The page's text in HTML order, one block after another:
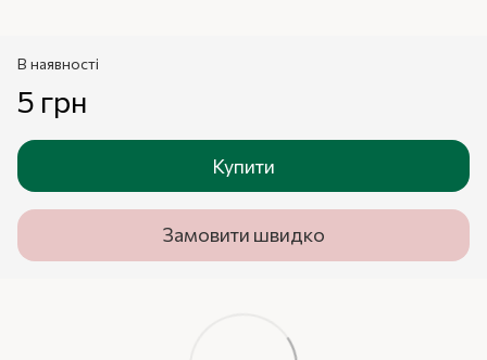
В наявності
5 грн
Купити
Замовити швидко